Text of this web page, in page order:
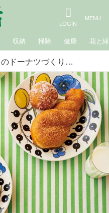
収納 掃除 健康 花と緑
はじめてのドーナツづくり「シュガードーナツ」のつくり方。“冷凍生地”でいつでも揚げたてレシピ／パン教室・わいんのある12ヶ月 高橋雅子さん